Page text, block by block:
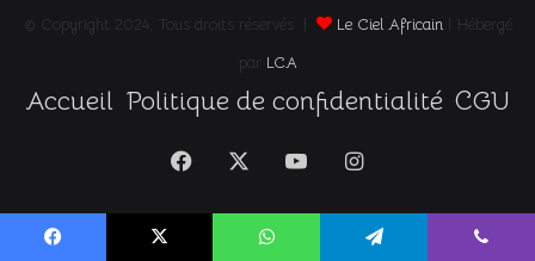
© Copyright 2024, Tous droits réservés | Le Ciel Africain| Hébergé
par LCA
Accueil Politique de confidentialité CGU
Facebook YouTubeInstagram